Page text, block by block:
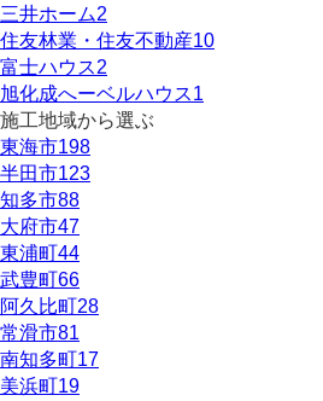
三井ホーム2
住友林業・住友不動産10
富士ハウス2
旭化成へーベルハウス1
施工地域から選ぶ
東海市198
半田市123
知多市88
大府市47
東浦町 44
武豊町 66
阿久比町 28
常滑市81
南知多町 17
美浜町 19